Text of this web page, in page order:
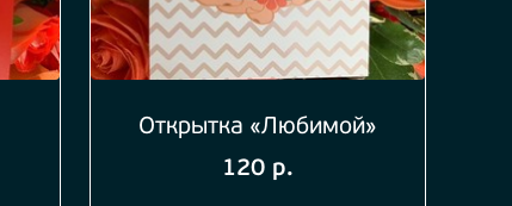
Открытка «Любимой»
120 р.